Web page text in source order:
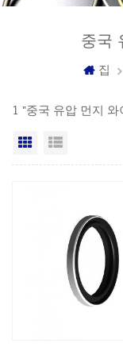
중국
집
1 "중국 유압 먼지 와
격자보기